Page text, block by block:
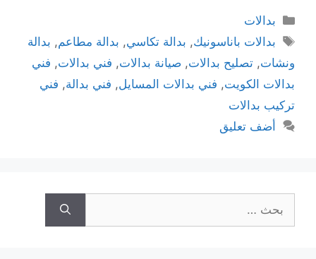
بدالات
بدالات باناسونيك, بدالة تكاسي, بدالة مطاعم, بدالة
ونشات, تصليح بدالات, صيانة بدالات, فني بدالات, فني
بدالات الكويت, فني بدالات المسايل, فني بدالة, فني
تركيب بدالات
أضف تعليق